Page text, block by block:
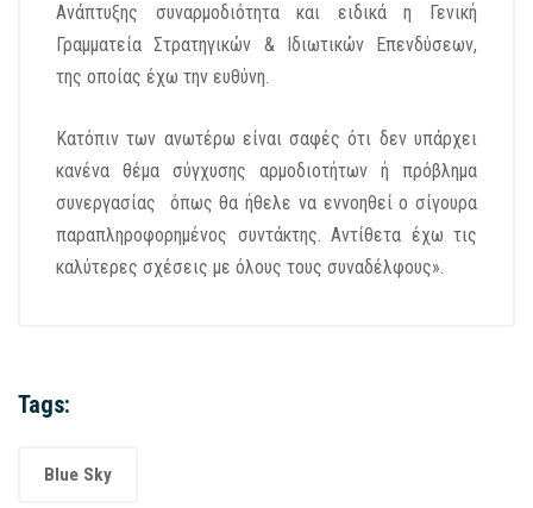
Ανάπτυξης συναρμοδιότητα και ειδικά η Γενική
Γραμματεία Στρατηγικών & Ιδιωτικών Επενδύσεων,
της οποίας έχω την ευθύνη.
Κατόπιν των ανωτέρω είναι σαφές ότι δεν υπάρχει
κανένα θέμα σύγχυσης αρμοδιοτήτων ή πρόβλημα
συνεργασίας όπως θα ήθελε να εννοηθεί ο σίγουρα
παραπληροφορημένος συντάκτης. Αντίθετα έχω τις
καλύτερες σχέσεις με όλους τους συναδέλφους».
Tags:
Blue Sky